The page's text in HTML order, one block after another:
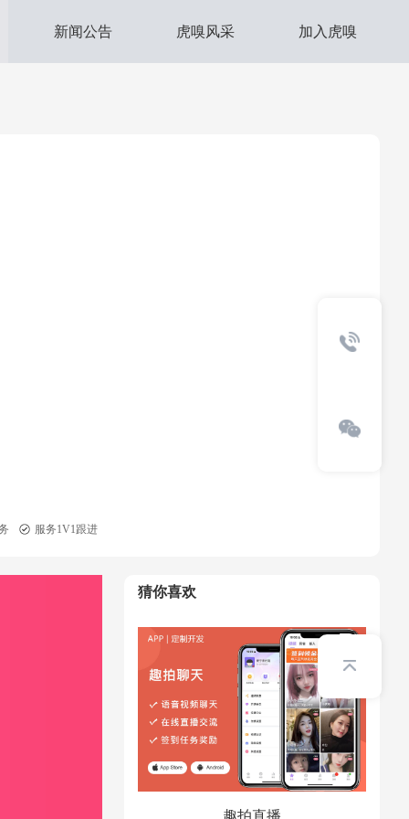
新闻公告 虎嗅风采 加入虎嗅
服务1V1跟进
猜你喜欢
趣拍直播